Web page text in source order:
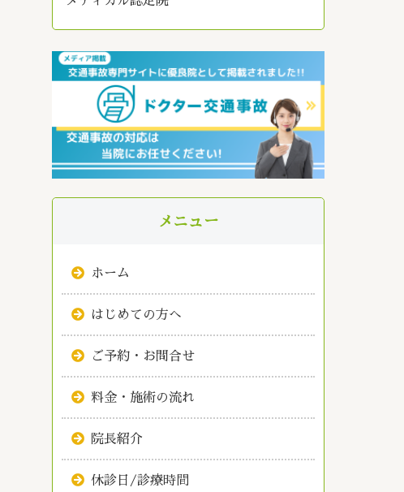
メニュー
ホーム
はじめての方へ
ご予約・お問合せ
料金・施術の流れ
院長紹介
休診日/診療時間